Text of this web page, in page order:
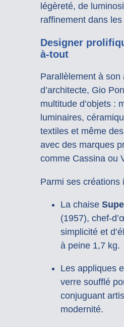
légèreté, de
raffinement dans
Designer
à-tout
Parallèlement à son
d’architecte, Gio
multitude d’objets :
luminaires,
textiles et même
avec des marques
comme Cassina ou
Parmi ses créations
La chaise
(1957), chef-
simplicité et
à peine 1,7 kg.
Les appliques
verre soufflé
conjuguant
modernité.